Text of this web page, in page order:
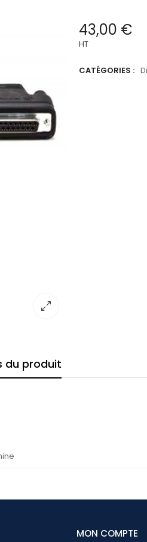
43,00 €
HT
CATÉGORIES :
du produit
MON COMPTE